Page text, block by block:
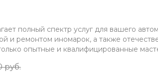
полный спектр услуг для вашего
и ремонтом иномарок, а также
опытные и квалифицированные
руб.